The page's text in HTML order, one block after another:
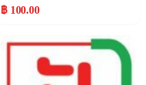
฿ 100.00
Popular